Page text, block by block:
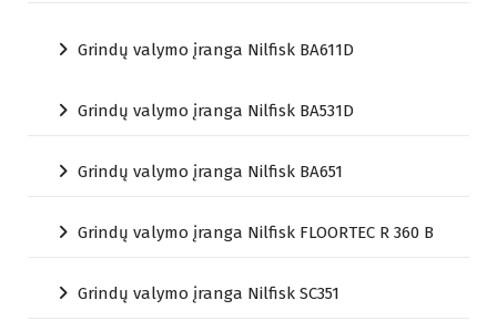
Grindų valymo įranga Nilfisk BA611D
Grindų valymo įranga Nilfisk BA531D
Grindų valymo įranga Nilfisk BA651
Grindų valymo įranga Nilfisk FLOORTEC R 360 B
Grindų valymo įranga Nilfisk SC351